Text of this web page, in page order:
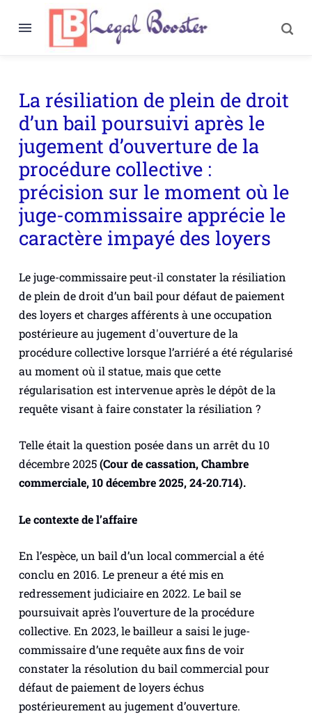
La résiliation de plein de droit
d’un bail poursuivi après le
jugement d’ouverture de la
procédure collective :
précision sur le moment où le
juge-commissaire apprécie le
caractère impayé des loyers
Le juge-commissaire peut-il constater la résiliation
de plein de droit d’un bail pour défaut de paiement
des loyers et charges afférents à une occupation
postérieure au jugement d'ouverture de la
procédure collective lorsque l’arriéré a été régularisé
au moment où il statue, mais que cette
régularisation est intervenue après le dépôt de la
requête visant à faire constater la résiliation ?
Telle était la question posée dans un arrêt du 10
décembre 2025(Cour de cassation, Chambre
commerciale, 10 décembre 2025, 24-20.714).
Le contexte de l’affaire
En l’espèce, un bail d’un local commercial a été
conclu en 2016. Le preneur a été mis en
redressement judiciaire en 2022. Le bail se
poursuivait après l’ouverture de la procédure
collective. En 2023, le bailleur a saisi le juge-
commissaire d’une requête aux fins de voir
constater la résolution du bail commercial pour
défaut de paiement de loyers échus
postérieurement au jugement d’ouverture.